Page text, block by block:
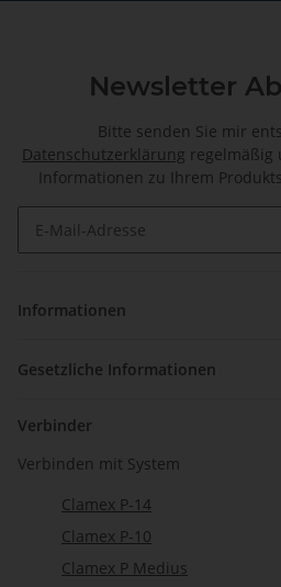
Newsletter
Bitte senden Sie mir
Datenschutzerklärung regelmäßig
Informationen zu Ihrem
Informationen
Gesetzliche Informationen
Verbinder
Verbinden mit System
Clamex P-14
Clamex P-10
Clamex P Medius